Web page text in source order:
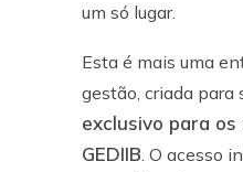
um só lugar.
Esta é mais uma
gestão, criada para
exclusivo para os
GEDIIB. O acesso